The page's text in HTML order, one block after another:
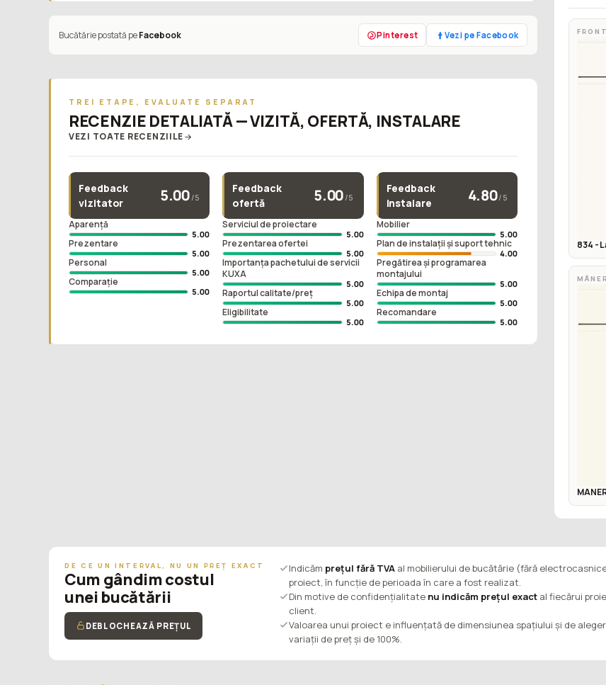
Bucătărie postată peFacebook Pinterest Vezi pe Facebook
TREI ETAPE, EVALUATE SEPARAT
RECENZIE DETALIATĂ — VIZITĂ, OFERTĂ, INSTALARE
VEZI TOATE RECENZIILE
Feedback
vizitator
5.00 /5
Aparență
5.00
Prezentare
5.00
Personal
5.00
Comparație
5.00
Feedback
ofertă
5.00 /5
Serviciul de proiectare
5.00
Prezentarea ofertei
5.00
Importanța pachetului de servicii
KUXA
5.00
Raportul calitate/preț
5.00
Eligibilitate
5.00
Feedback
instalare
4.80/5
Mobilier
5.00
Plan de instalații și suport tehnic
4.00
Pregătirea și programarea
montajului
5.00
Echipa de montaj
5.00
Recomandare
5.00
834 -
MÂNER
DE CE UN INTERVAL, NU UN PREȚ EXACT
Cum gândim costul
unei bucătării
DEBLOCHEAZĂ PREȚUL
Indicăm prețul fără TVA al mobilierului de bucătărie (fără
proiect, în funcție de perioada în care a fost realizat.
Din motive de confidențialitate nu indicăm prețul exact al fiecărui
client.
Valoarea unui proiect e influențată de dimensiunea spațiului și de
variații de preț și de 100%.